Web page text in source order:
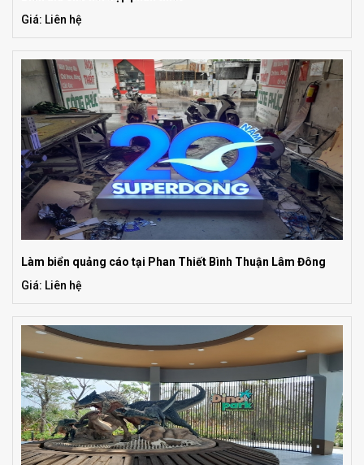
Giá: Liên hệ
Làm biển quảng cáo tại Phan Thiết Bình Thuận Lâm Đông
Giá: Liên hệ